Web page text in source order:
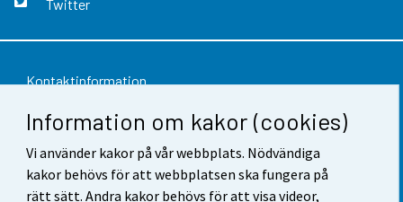
Information om kakor (cookies)
Vi använder kakor på vår webbplats. Nödvändiga
kakor behövs för att webbplatsen ska fungera på
rätt sätt. Andra kakor behövs för att visa videor,
Twitter
Kontaktinformation
Respons
Användarvillkor
Dataskydd